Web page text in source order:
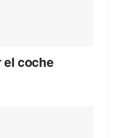
el coche